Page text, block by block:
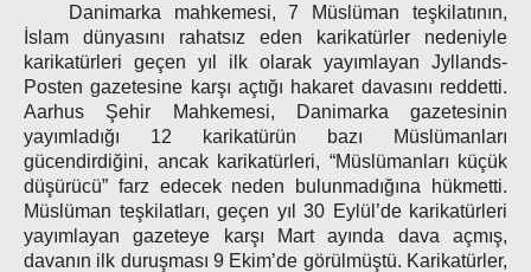
Danimarka mahkemesi, 7 Müslüman teşkilatının,
İslam dünyasını rahatsız eden karikatürler nedeniyle
karikatürleri geçen yıl ilk olarak yayımlayan Jyllands-
Posten gazetesine karşı açtığı hakaret davasını reddetti.
Aarhus Şehir Mahkemesi, Danimarka gazetesinin
yayımladığı 12 karikatürün bazı Müslümanları
gücendirdiğini, ancak karikatürleri, “Müslümanları küçük
düşürücü” farz edecek neden bulunmadığına hükmetti.
Müslüman teşkilatları, geçen yıl 30 Eylül’de karikatürleri
yayımlayan gazeteye karşı Mart ayında dava açmış,
davanın ilk duruşması 9 Ekim’de görülmüştü. Karikatürler,